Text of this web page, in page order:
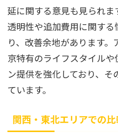
延に関する意見も見られま
透明性や追加費用に関す
り、改善余地があります
京特有のライフスタイル
ン提供を強化しており、
ています。
関西・東北エリアでの